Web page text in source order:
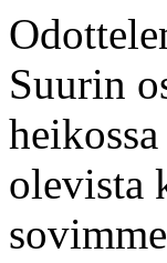
Suurin
olevista